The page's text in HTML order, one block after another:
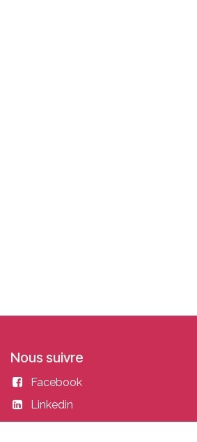
Nous suivre
Facebook
Linkedin